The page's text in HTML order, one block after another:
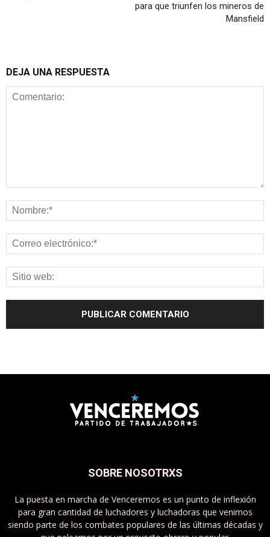
para que triunfen los mineros de
Mansfield
DEJA UNA RESPUESTA
SOBRE NOSOTRXS
La puesta en marcha de Venceremos es un punto de inflexión
para gran cantidad de luchadores y luchadoras que venimos
siendo parte de los combates populares de las últimas décadas y